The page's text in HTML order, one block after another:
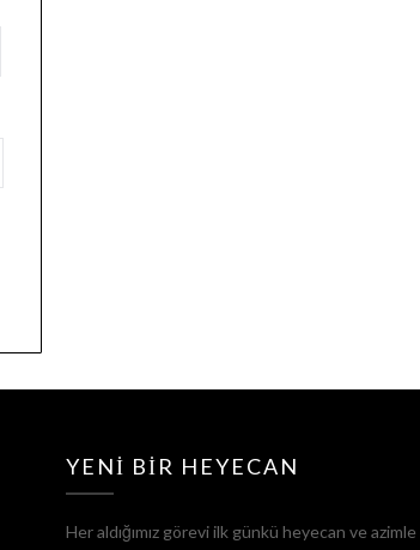
YENI BIR HEYECAN
Her aldığımız görevi ilk günkü heyecan ve